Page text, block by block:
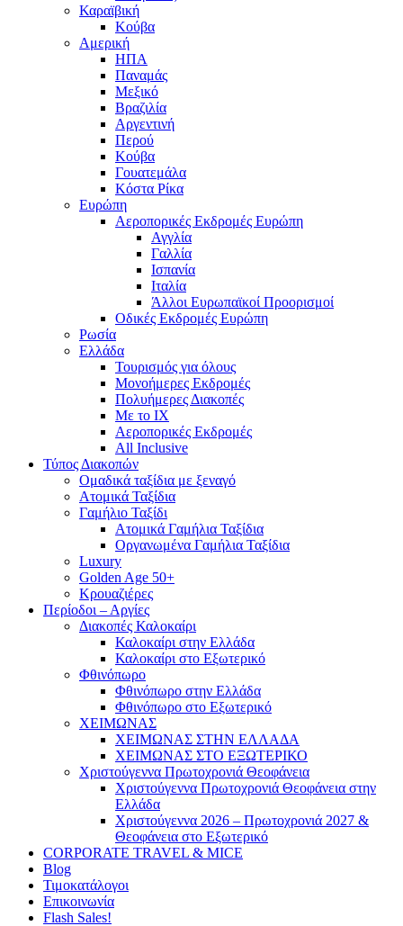
Καραϊβική
Κούβα
Αμερική
ΗΠΑ
Παναμάς
Μεξικό
Βραζιλία
Αργεντινή
Περού
Κούβα
Γουατεμάλα
Κόστα Ρίκα
Ευρώπη
Αεροπορικές Εκδρομές Ευρώπη
Αγγλία
Γαλλία
Ισπανία
Ιταλία
Άλλοι Ευρωπαϊκοί Προορισμοί
Οδικές Εκδρομές Ευρώπη
Ρωσία
Ελλάδα
Τουρισμός για όλους
Mονοήμερες Εκδρομές
Πολυήμερες Διακοπές
Με το ΙΧ
Αεροπορικές Εκδρομές
All Inclusive
Τύπος Διακοπών
Ομαδικά ταξίδια με ξεναγό
Ατομικά Ταξίδια
Γαμήλιο Ταξίδι
Ατομικά Γαμήλια Ταξίδια
Οργανωμένα Γαμήλια Ταξίδια
Luxury
Golden Age 50+
Κρουαζιέρες
Περίοδοι – Αργίες
Διακοπές Καλοκαίρι
Καλοκαίρι στην Ελλάδα
Καλοκαίρι στο Εξωτερικό
Φθινόπωρο
Φθινόπωρο στην Ελλάδα
Φθινόπωρο στο Εξωτερικό
ΧΕΙΜΩΝΑΣ
ΧΕΙΜΩΝΑΣ ΣΤΗΝ ΕΛΛΑΔΑ
ΧΕΙΜΩΝΑΣ ΣΤΟ ΕΞΩΤΕΡΙΚΟ
Χριστούγεννα Πρωτοχρονιά Θεοφάνεια
Χριστούγεννα Πρωτοχρονιά Θεοφάνεια στην
Ελλάδα
Χριστούγεννα 2026 – Πρωτοχρονιά 2027 &
Θεοφάνεια στο Εξωτερικό
CORPORATE TRAVEL & MICE
Blog
Τιμοκατάλογοι
Επικοινωνία
Flash Sales!